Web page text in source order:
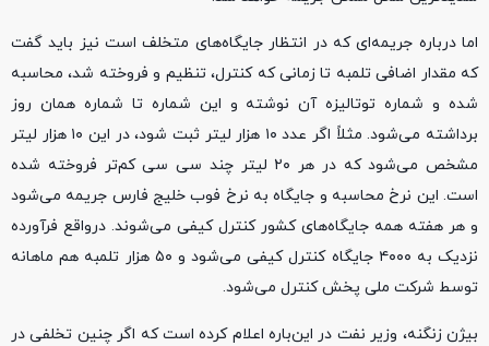
اما درباره جریمه‌ای که در انتظار جایگاه‌های متخلف است نیز باید گفت
که مقدار اضافی تلمبه تا زمانی که کنترل، تنظیم و فروخته شد، محاسبه
شده و شماره توتالیزه آن نوشته و این شماره تا شماره همان روز
برداشته می‌شود. مثلاً اگر عدد ۱۰ هزار لیتر ثبت شود، در این ۱۰ هزار لیتر
مشخص می‌شود که در هر ۲۰ لیتر چند سی سی کم‌تر فروخته شده
است. این نرخ محاسبه و جایگاه به نرخ فوب خلیج فارس جریمه می‌شود
و هر هفته همه جایگاه‌های کشور کنترل کیفی می‌شوند. درواقع فرآورده
نزدیک به ۴۰۰۰ جایگاه کنترل کیفی می‌شود و ۵۰ هزار تلمبه هم ماهانه
توسط شرکت ملی پخش کنترل می‌شود.
بیژن زنگنه، وزیر نفت در این‌باره اعلام کرده است که اگر چنین تخلفی در